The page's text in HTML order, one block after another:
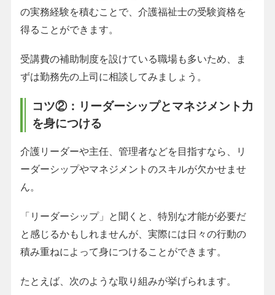
の実務経験を積むことで、介護福祉士の受験資格を
得ることができます。
受講費の補助制度を設けている職場も多いため、ま
ずは勤務先の上司に相談してみましょう。
コツ②：リーダーシップとマネジメント力
を身につける
介護リーダーや主任、管理者などを目指すなら、リ
ーダーシップやマネジメントのスキルが欠かせませ
ん。
「リーダーシップ」と聞くと、特別な才能が必要だ
と感じるかもしれませんが、実際には日々の行動の
積み重ねによって身につけることができます。
たとえば、次のような取り組みが挙げられます。